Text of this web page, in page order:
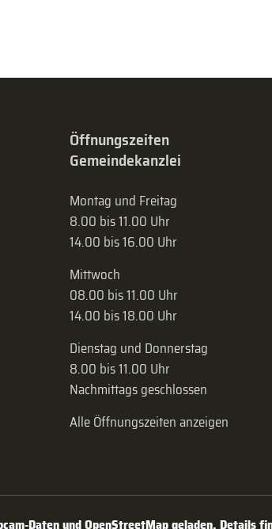
Öffnungszeiten
Gemeindekanzlei
Montag und Freitag
8.00 bis 11.00 Uhr
14.00 bis 16.00 Uhr
Mittwoch
08.00 bis 11.00 Uhr
14.00 bis 18.00 Uhr
Dienstag und Donnerstag
8.00 bis 11.00 Uhr
Nachmittags geschlossen
Alle Öffnungszeiten anzeigen
Daten und OpenStreetMap geladen. Details